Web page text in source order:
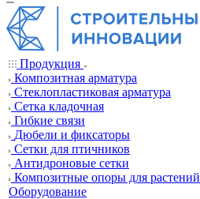
Продукция
Композитная арматура
Cтеклопластиковая арматура
Сетка кладочная
Гибкие связи
Дюбели и фиксаторы
Сетки для птичников
Антидроновые сетки
Композитные опоры для растений
Оборудование